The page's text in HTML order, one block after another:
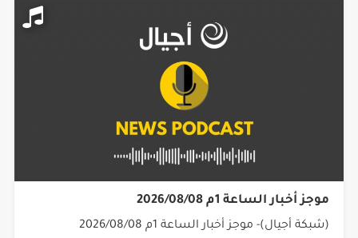
موجز أخبار الساعة 1م 2026/08/08
(شبكة أجيال)- موجز أخبار الساعة 1م 2026/08/08